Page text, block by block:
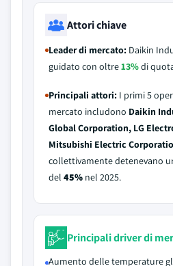
Attori chiave
Leader di mercato: Daikin
guidato con oltre13%di
Principali attori: I primi 5
mercato includono Daikin
Global Corporation, LG
Mitsubishi Electric
collettivamente detenevano
del 45% nel 2025.
Principali driver di
Aumento delle temperature